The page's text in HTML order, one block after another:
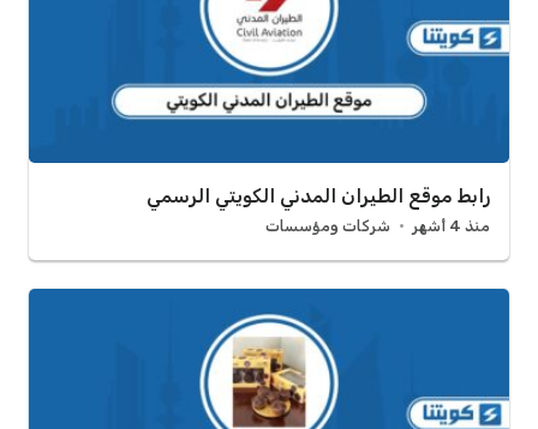
رابط موقع الطيران المدني الكويتي الرسمي
منذ 4 أشهر شركات ومؤسسات